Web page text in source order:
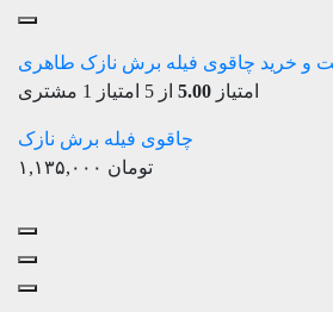
امتیاز 5.00 از 5 امتیاز 1 مشتری
چاقوی فیله برش نازک
تومان